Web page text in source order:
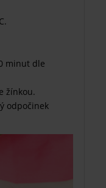
minut dle
žínkou.
odpočinek